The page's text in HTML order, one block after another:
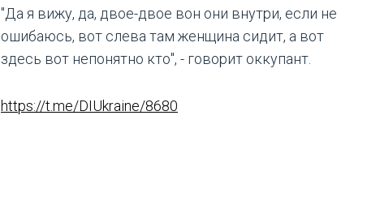
"Да я вижу, да, двое-двое вон они внутри, если не
ошибаюсь, вот слева там женщина сидит, а вот
здесь вот непонятно кто", - говорит оккупант.
https://t.me/DIUkraine/8680